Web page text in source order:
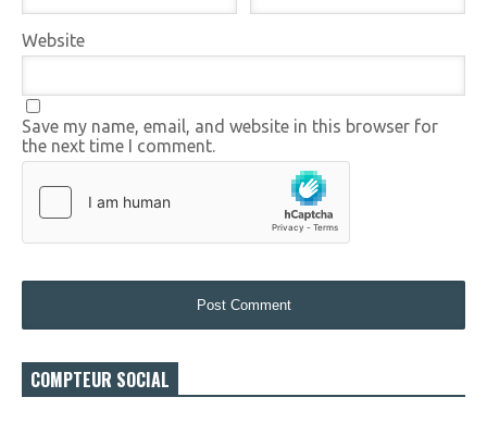
Website
Save my name, email, and website in this browser for
the next time I comment.
COMPTEUR SOCIAL